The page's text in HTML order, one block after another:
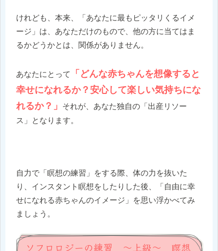
けれども、本来、「あなたに最もピッタリくるイメ
ージ」は、あなただけのもので、他の方に当てはま
るかどうかとは、関係がありません。
あなたにとって
「どんな赤ちゃんを想像すると
幸せになれるか？安心して楽しい気持ちにな
れるか？」
それが、あなた独自の「出産リソー
ス」となります。
自力で「瞑想の練習」をする際、体の力を抜いた
り、インスタント瞑想をしたりした後、「自由に幸
せになれる赤ちゃんのイメージ」を思い浮かべてみ
ましょう。
ソフロロジーの練習 ～上級～ 瞑想